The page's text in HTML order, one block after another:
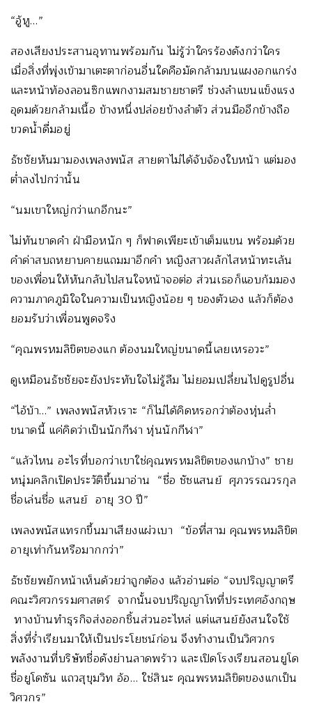
“อู้หู…”
สองเสียงประสานอุทานพร้อมกัน ไม่รู้ว่าใครร้องดังกว่าใคร
เมื่อสิ่งที่พุ่งเข้ามาเตะตาก่อนอื่นใดคือมัดกล้ามบนแผงอกแกร่ง
และหน้าท้องลอนซิกแพกงามสมชายชาตรี ช่วงลำแขนแข็งแรง
อุดมด้วยกล้ามเนื้อ ข้างหนึ่งปล่อยข้างลำตัว ส่วนมืออีกข้างถือ
ขวดน้ำดื่มอยู่
ธัชชัยหันมามองเพลงพนัส สายตาไม่ได้จับจ้องใบหน้า แต่มอง
ต่ำลงไปกว่านั้น
“นมเขาใหญ่กว่าแกอีกนะ”
ไม่ทันขาดคำ ฝ่ามือหนัก ๆ ก็ฟาดเพียะเข้าเต็มแขน พร้อมด้วย
คำด่าสบถหยาบคายแถมมาอีกคำ หญิงสาวผลักไสหน้าทะเล้น
ของเพื่อนให้หันกลับไปสนใจหน้าจอต่อ ส่วนเธอก็แอบก้มมอง
ความภาคภูมิใจในความเป็นหญิงน้อย ๆ ของตัวเอง แล้วก็ต้อง
ยอมรับว่าเพื่อนพูดจริง
“คุณพรหมลิขิตของแก ต้องนมใหญ่ขนาดนี้เลยเหรอวะ”
ดูเหมือนธัชชัยจะยังประทับใจไม่รู้ลืม ไม่ยอมเปลี่ยนไปดูรูปอื่น
“ไอ้บ้า…” เพลงพนัสหัวเราะ “ก็ไม่ได้คิดหรอกว่าต้องหุ่นล่ำ
ขนาดนี้ แค่คิดว่าเป็นนักกีฬา หุ่นนักกีฬา”
“แล้วไหน อะไรที่บอกว่าเขาใช่คุณพรหมลิขิตของแกบ้าง” ชาย
หนุ่มคลิกเปิดประวัติขึ้นมาอ่าน “ชื่อ ชัชแสนย์ ศุภวรรณวรกุล
ชื่อเล่นชื่อ แสนย์ อายุ 30 ปี”
เพลงพนัสแทรกขึ้นมาเสียงแผ่วเบา “ข้อที่สาม คุณพรหมลิขิต
อายุเท่ากันหรือมากกว่า”
ธัชชัยพยักหน้าเห็นด้วยว่าถูกต้อง แล้วอ่านต่อ “จบปริญญาตรี
คณะวิศวกรรมศาสตร์ จากนั้นจบปริญญาโทที่ประเทศอังกฤษ
ทางบ้านทำธุรกิจส่งออกชิ้นส่วนอะไหล่ แต่แสนย์ยังสนใจใช้
สิ่งที่ร่ำเรียนมาให้เป็นประโยชน์ก่อน จึงทำงานเป็นวิศวกร
พลังงานที่บริษัทชื่อดังย่านลาดพร้าว และเปิดโรงเรียนสอนยูโด
ชื่อยูโดซัน แถวสุขุมวิท อ้อ… ใช่สินะ คุณพรหมลิขิตของแกเป็น
วิศวกร”